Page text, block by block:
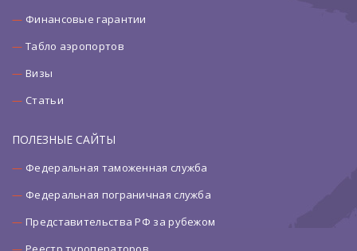
Финансовые гарантии
Табло аэропортов
Визы
Статьи
ПОЛЕЗНЫЕ САЙТЫ
Федеральная таможенная служба
Федеральная пограничная служба
Представительства РФ за рубежом